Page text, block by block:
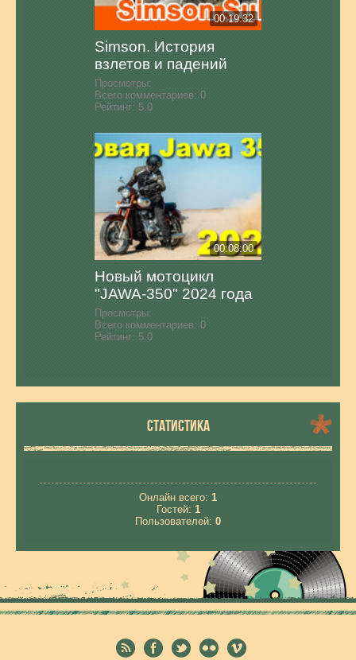
00:19:32
Simson. История
взлетов и падений
Просмотры:
Всего комментариев: 0
Рейтинг: 5.0
00:08:00
Новый мотоцикл
"JAWA-350" 2024 года
Просмотры:
Всего комментариев: 0
Рейтинг: 5.0
СТАТИСТИКА
Онлайн всего: 1
Гостей: 1
Пользователей: 0